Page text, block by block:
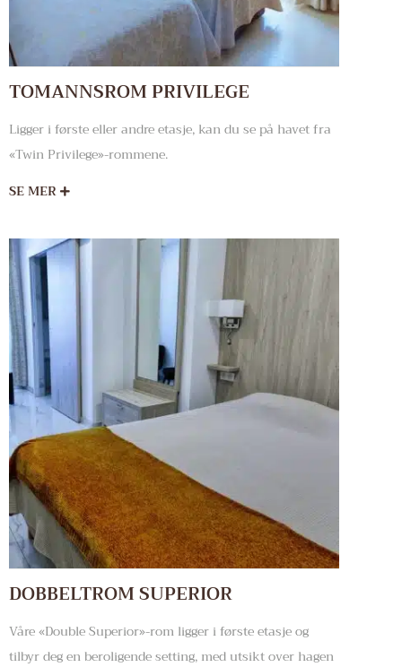
TOMANNSROM PRIVILEGE
Ligger i første eller andre etasje, kan du se på havet fra
«Twin Privilege»-rommene.
SE MER
DOBBELTROM SUPERIOR
Våre «Double Superior»-rom ligger i første etasje og
tilbyr deg en beroligende setting, med utsikt over hagen